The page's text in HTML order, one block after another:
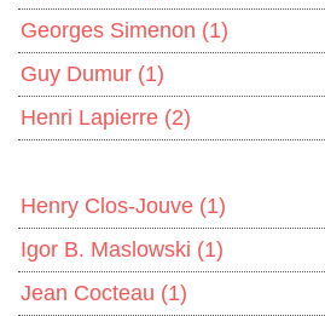
Georges Simenon (1)
Guy Dumur (1)
Henri Lapierre (2)
Henry Clos-Jouve (1)
Igor B. Maslowski (1)
Jean Cocteau (1)